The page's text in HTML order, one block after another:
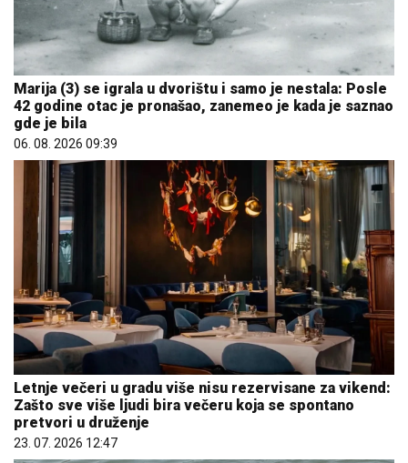
Marija (3) se igrala u dvorištu i samo je nestala: Posle
42 godine otac je pronašao, zanemeo je kada je saznao
gde je bila
06. 08. 2026 09:39
Letnje večeri u gradu više nisu rezervisane za vikend:
Zašto sve više ljudi bira večeru koja se spontano
pretvori u druženje
23. 07. 2026 12:47